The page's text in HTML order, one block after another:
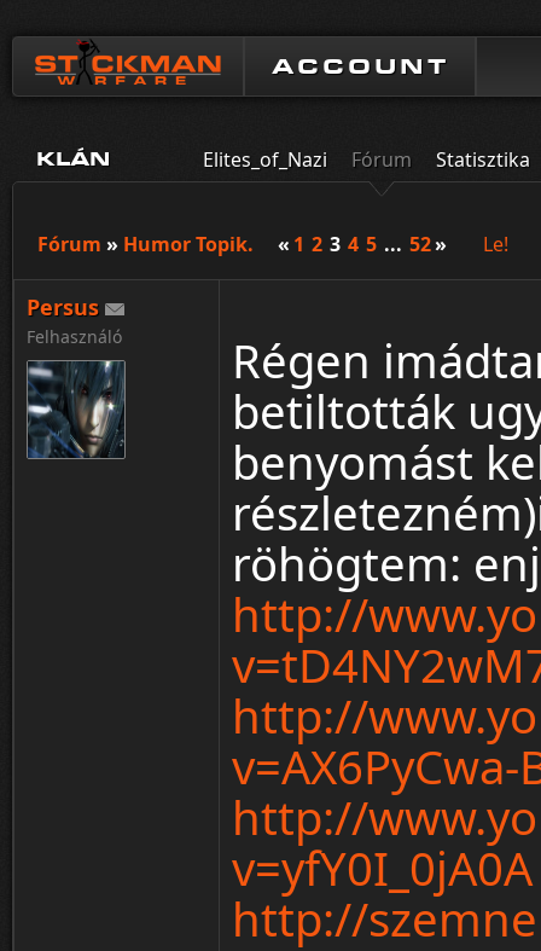
ACCOUNT
KLÁN Elites_of_Nazi Fórum Statisztika
Fórum » Humor Topik. « 1 2 3 4 5 ... 52» Le!
Persus
Felhasználó
Régen
betiltották
benyomást
röhögtem:
http://
http://
v=AX6PyCwa-
http://
v=yfY0I_0jA0A
http://